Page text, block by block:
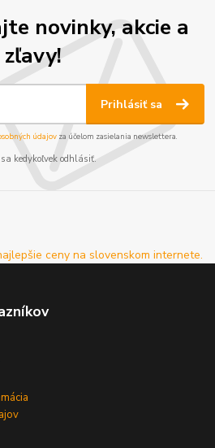
novinky, akcie a
zľavy!
Prihlásiť sa
údajov za účelom zasielania newslettera.
sa kedykoľvek odhlásiť.